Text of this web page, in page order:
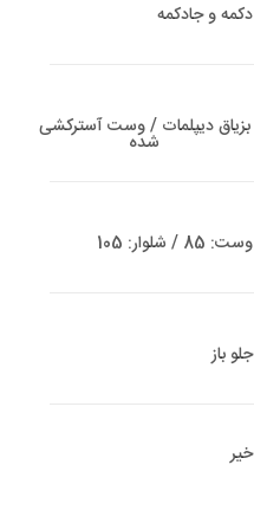
دکمه و جادکمه
بزیاق دیپلمات / وست آسترکشی
شده
وست: 85 / شلوار: 105
جلو باز
خیر